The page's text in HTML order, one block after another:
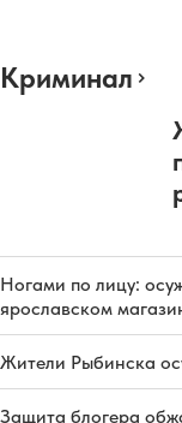
Криминал
Ногами по лицу:
ярославском
Жители Рыбинска
Защита блогера